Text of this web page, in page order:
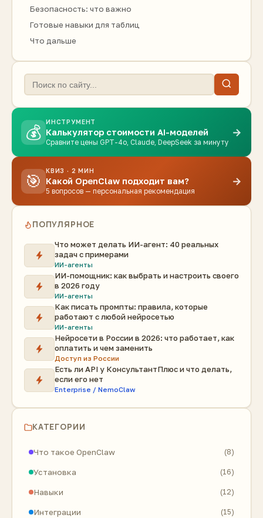
Безопасность: что важно
Готовые навыки для таблиц
Что дальше
💰
ИНСТРУМЕНТ
Калькулятор стоимости AI-моделей
Сравните цены GPT-4o, Claude, DeepSeek за минуту
→
🎯
КВИЗ · 2 МИН
Какой OpenClaw подходит вам?
5 вопросов — персональная рекомендация
→
ПОПУЛЯРНОЕ
Что может делать ИИ-агент: 40 реальных
задач с примерами
ИИ-агенты
ИИ-помощник: как выбрать и настроить своего
в 2026 году
ИИ-агенты
Как писать промпты: правила, которые
работают с любой нейросетью
ИИ-агенты
Нейросети в России в 2026: что работает, как
оплатить и чем заменить
Доступ из России
Есть ли API у КонсультантПлюс и что делать,
если его нет
Enterprise / NemoClaw
КАТЕГОРИИ
Что такое OpenClaw (8)
Установка (16)
Навыки (12)
Интеграции (15)